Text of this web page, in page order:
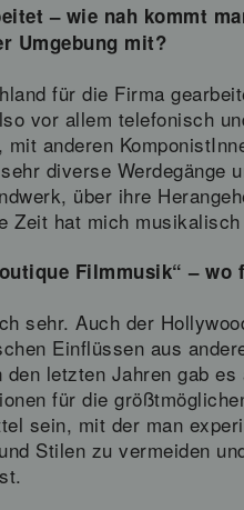
– wie nah kommt
Umgebung mit?
für die Firma
vor allem telefonisch
anderen
diverse
über ihre
hat mich
Filmmusik“ –
sehr. Auch der
Einflüssen aus
letzten Jahren gab
für die
sein, mit der man
Stilen zu vermeiden